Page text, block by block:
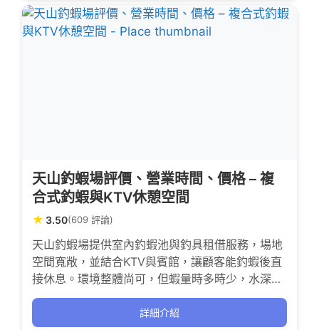
天山釣蝦場評價、營業時間、價格 – 複
合式釣蝦與KTV休憩空間
★ 3.50(609 評論)
天山釣蝦場提供室內釣蝦池與釣具租借服務，場地
空間寬敞，並結合KTV與賓館，讓顧客能釣蝦後直
接休息。環境整體尚可，但蝦量時多時少，水深較
深，適合喜歡多元娛樂的客群。服務方面，櫃檯人
員態度參差不齊，教學指導較少。 價格方面，第一
詳細介紹